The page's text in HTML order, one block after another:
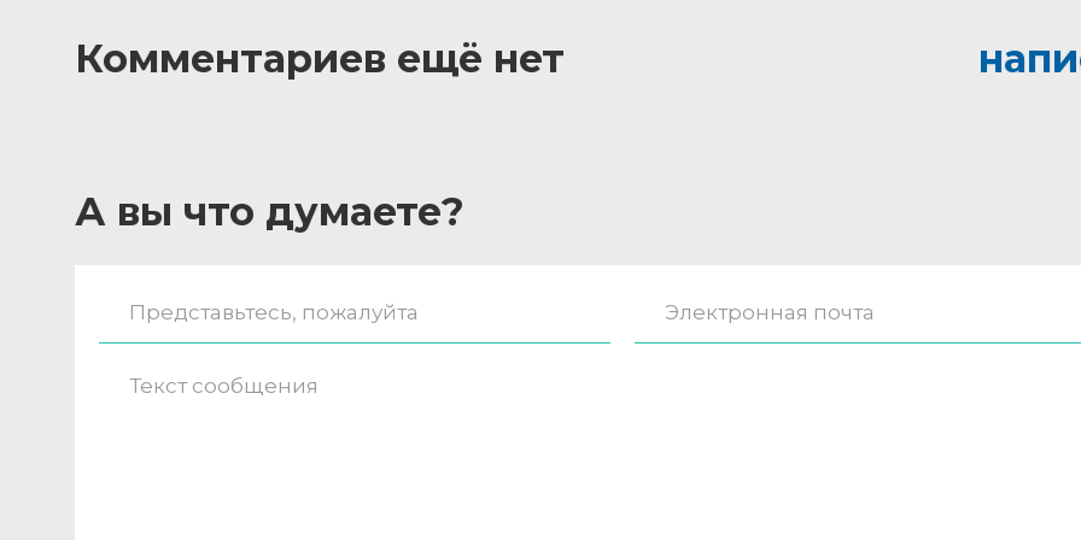
Комментариев ещё нет
А вы что думаете?